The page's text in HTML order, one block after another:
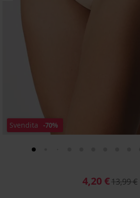
Svendita -70%
4,20 €13,99 €